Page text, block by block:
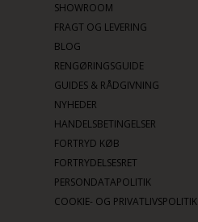
SHOWROOM
FRAGT OG LEVERING
BLOG
RENGØRINGSGUIDE
GUIDES & RÅDGIVNING
NYHEDER
HANDELSBETINGELSER
FORTRYD KØB
FORTRYDELSESRET
PERSONDATAPOLITIK
COOKIE- OG PRIVATLIVSPOLITIK